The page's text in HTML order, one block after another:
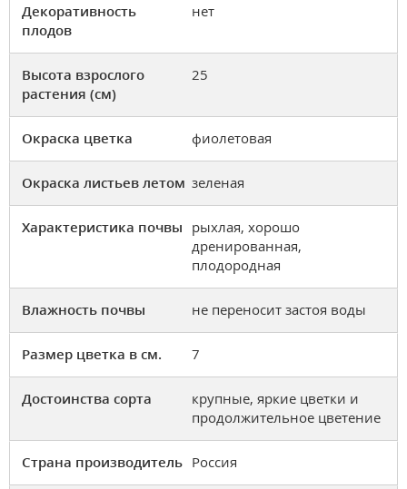
Декоративность
плодов
нет
Высота взрослого
растения (см)
25
Окраска цветка фиолетовая
Окраска листьев летом зеленая
Характеристика почвы рыхлая, хорошо
дренированная,
плодородная
Влажность почвы не переносит застоя воды
Размер цветка в см. 7
Достоинства сорта
крупные, яркие цветки и
продолжительное цветение
Страна производитель Россия